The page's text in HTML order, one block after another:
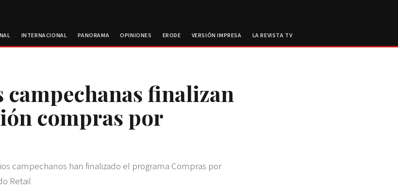
INTERNACIONAL PANORAMA OPINIONES ERODE VERSIÓN IMPRESA LA REVISTA TV
campechanas finalizan
compras por
campechanos han finalizado el programa Compras por
Retail